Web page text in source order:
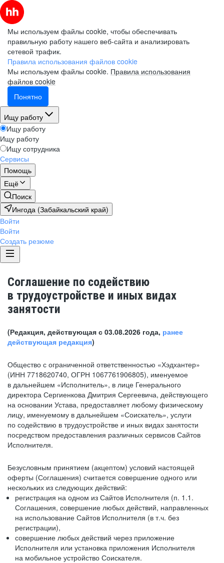
Мы используем файлы cookie, чтобы обеспечивать
правильную работу нашего веб-сайта и анализировать
сетевой трафик.
Правила использования файлов cookie
Мы используем файлы cookie. Правила использования
файлов cookie
Понятно
Ищу работу
Ищу работу
Ищу работу
Ищу сотрудника
Сервисы
Помощь
Ещё
Поиск
Ингода (Забайкальский край)
Войти
Войти
Создать резюме
Соглашение по содействию
в трудоустройстве и иных видах
занятости
(Редакция, действующая с 03.08.2026 года, ранее
действующая редакция)
Общество с ограниченной ответственностью «Хэдхантер»
(ИНН 7718620740, ОГРН 1067761906805), именуемое
в дальнейшем «Исполнитель», в лице Генерального
директора Сергиенкова Дмитрия Сергеевича, действующего
на основании Устава, предоставляет любому физическому
лицу, именуемому в дальнейшем «Соискатель», услуги
по содействию в трудоустройстве и иных видах занятости
посредством предоставления различных сервисов Сайтов
Исполнителя.
Безусловным принятием (акцептом) условий настоящей
оферты (Соглашения) считается совершение одного или
нескольких из следующих действий:
регистрация на одном из Сайтов Исполнителя (п. 1.1.
Соглашения, совершение любых действий, направленных
на использование Сайтов Исполнителя (в т.ч. без
регистрации),
совершение любых действий через приложение
Исполнителя или установка приложения Исполнителя
на мобильное устройство Соискателя.